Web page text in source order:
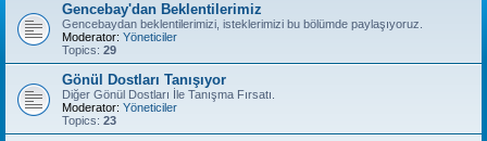
Gencebay'dan Beklentilerimiz
Gencebaydan beklentilerimizi, isteklerimizi bu bölümde paylaşıyoruz.
Moderator: Yöneticiler
Topics: 29
Gönül Dostları Tanışıyor
Diğer Gönül Dostları İle Tanışma Fırsatı.
Moderator: Yöneticiler
Topics: 23